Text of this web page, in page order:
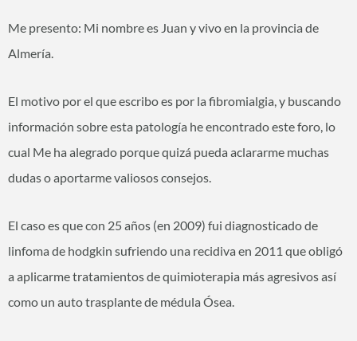
Me presento: Mi nombre es Juan y vivo en la provincia de
Almería.
El motivo por el que escribo es por la fibromialgia, y buscando
información sobre esta patología he encontrado este foro, lo
cual Me ha alegrado porque quizá pueda aclararme muchas
dudas o aportarme valiosos consejos.
El caso es que con 25 años (en 2009) fui diagnosticado de
linfoma de hodgkin sufriendo una recidiva en 2011 que obligó
a aplicarme tratamientos de quimioterapia más agresivos así
como un auto trasplante de médula Ósea.